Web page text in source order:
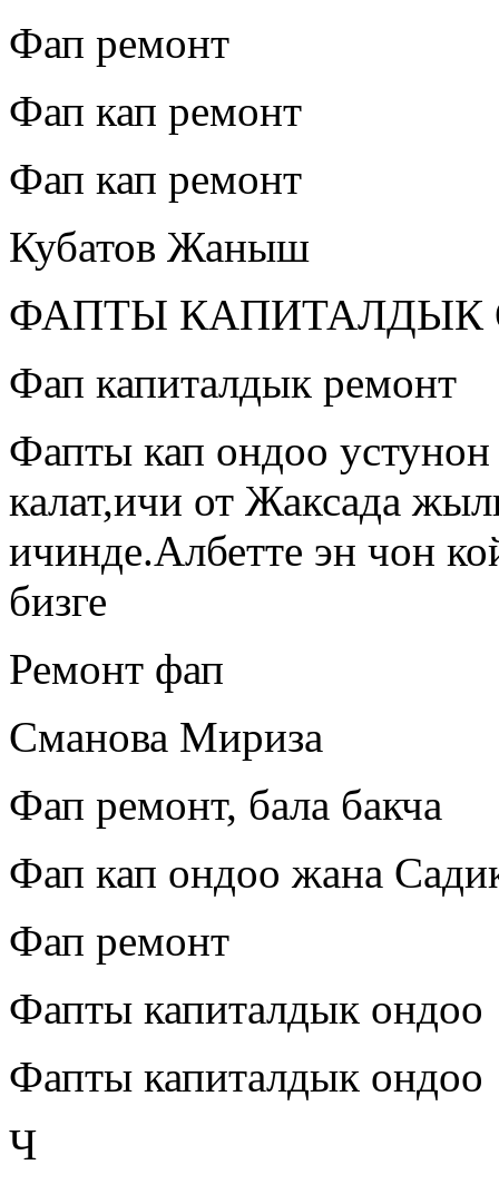
Фап ремонт
Фап кап ремонт
Фап кап ремонт
Кубатов Жаныш
ФАПТЫ КАПИТАЛДЫК
Фап капиталдык ремонт
Фапты кап ондоо
калат,ичи от Жаксада
ичинде.Албетте эн чон
бизге
Ремонт фап
Сманова Мириза
Фап ремонт, бала бакча
Фап кап ондоо жана
Фап ремонт
Фапты капиталдык ондоо
Фапты капиталдык ондоо
Ч